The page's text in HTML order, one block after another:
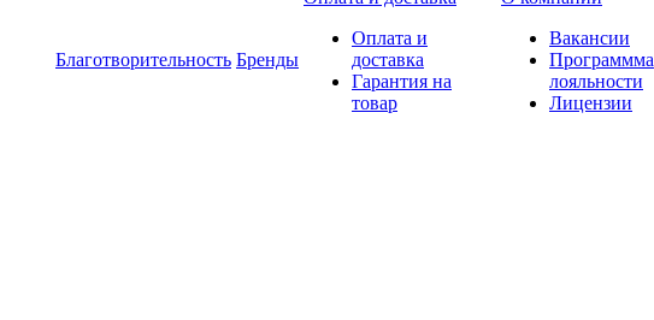
Благотворительность Бренды
Оплата и
доставка
Гарантия на
товар
Вакансии
Программма
лояльности
Лицензии